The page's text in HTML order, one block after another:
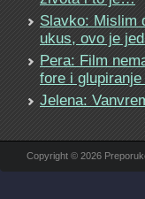
Slavko: Mislim
ukus, ovo je
Pera: Film
fore i
Jelena:
Copyright © 2026